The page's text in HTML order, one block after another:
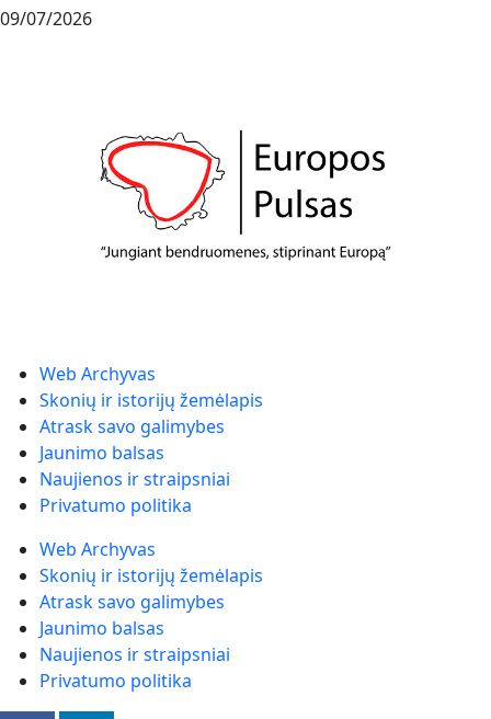
09/07/2026
Web Archyvas
Skonių ir istorijų žemėlapis
Atrask savo galimybes
Jaunimo balsas
Naujienos ir straipsniai
Privatumo politika
Web Archyvas
Skonių ir istorijų žemėlapis
Atrask savo galimybes
Jaunimo balsas
Naujienos ir straipsniai
Privatumo politika